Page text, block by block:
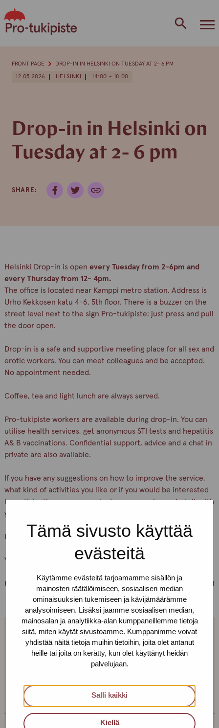
Tämä sivusto käyttää
evästeitä
Käytämme evästeitä tarjoamamme sisällön ja
mainosten räätälöimiseen, sosiaalisen median
ominaisuuksien tukemiseen ja kävijämäärämme
analysoimiseen. Lisäksi jaamme sosiaalisen median,
mainosalan ja analytiikka-alan kumppaneillemme tietoja
siitä, miten käytät sivustoamme. Kumppanimme voivat
yhdistää näitä tietoja muihin tietoihin, joita olet antanut
heille tai joita on kerätty, kun olet käyttänyt heidän
palvelujaan.
Salli kaikki
Kiellä
to
content
12.05.2026 HELSINKI 14:00 - 18:00
Drop-in in Helsinki on
Tuesday at 2- 6 pm
SHARE:
FRONT PAGE DROP-IN IN HELSINKI ON TUESDAY AT 2- 6 PM
Helsinki Drop-in is open every Tuesday from 2-6pm and
every Thursday from 12- 4pm.
The office is located near Kamppi metro station. Address is
Urho Kekkosen katu 4-6, 5th floor. There is a buzzer on the
street level next to the sign Pro-tukipiste: just press and pull
the door open.
Drop-in is a safe and supportive meeting place for all sex and
erotic workers. You can meet colleagues and be accepted.
No appointment needed.
Coffee, tea and light lunch are always served.
Pro-tukipiste workers are available during drop-in. You can
utilise health services, get anonymous STI tests and hepatitis
A& B vaccinations. Confidential support, advice and a chat in
private are also available.
If you have any suggestions on how to improve the service,
what kind of activities you like or if you would be interested
in participating as a peer volunteer, we are happy to talk with
you.
Let’s keep ourselves and others safe!
You are warmly welcome, Pro-tukipiste staff
PS. You can also just pick up condoms and lubricants for free!
We are open every weekday.
If you want to make an appointment, you can just call
can’t come to the office!